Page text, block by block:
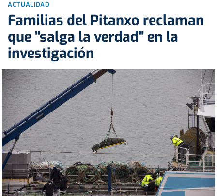
ACTUALIDAD
Familias del Pitanxo reclaman
que "salga la verdad" en la
investigación